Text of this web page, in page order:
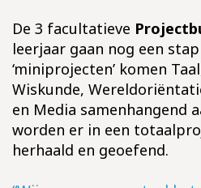
De 3 facultatieve
leerjaar gaan nog een
‘miniprojecten’ komen
Wiskunde,
en Media samenhangend
worden er in een
herhaald en geoefend.